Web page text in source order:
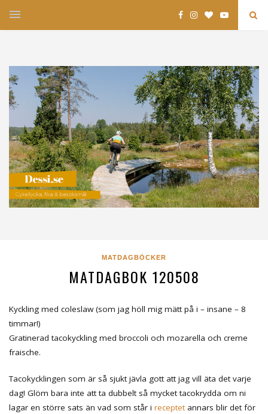
MATDAGBÖCKER
MATDAGBOK 120508
Kyckling med coleslaw (som jag höll mig mätt på i – insane – 8
timmar!)
Gratinerad tacokyckling med broccoli och mozarella och creme
fraische.
Tacokycklingen som är så sjukt jävla gott att jag vill äta det varje
dag! Glöm bara inte att ta dubbelt så mycket tacokrydda om ni
lagar en större sats än vad som står i receptetannars blir det för